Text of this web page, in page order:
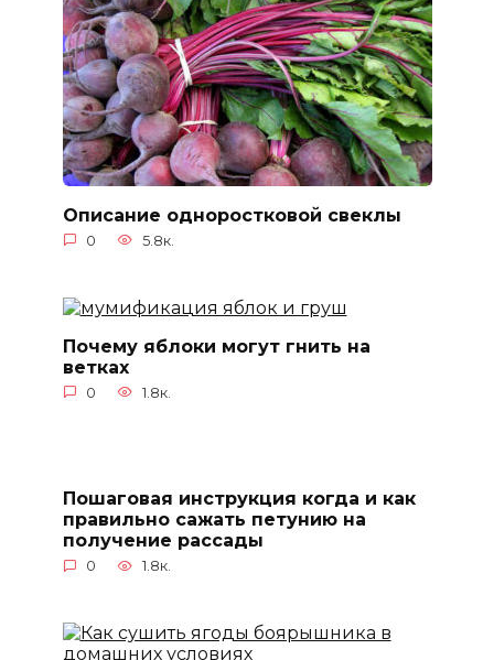
Описание одноростковой свеклы
0 5.8к.
Почему яблоки могут гнить на
ветках
0 1.8к.
Пошаговая инструкция когда и как
правильно сажать петунию на
получение рассады
0 1.8к.